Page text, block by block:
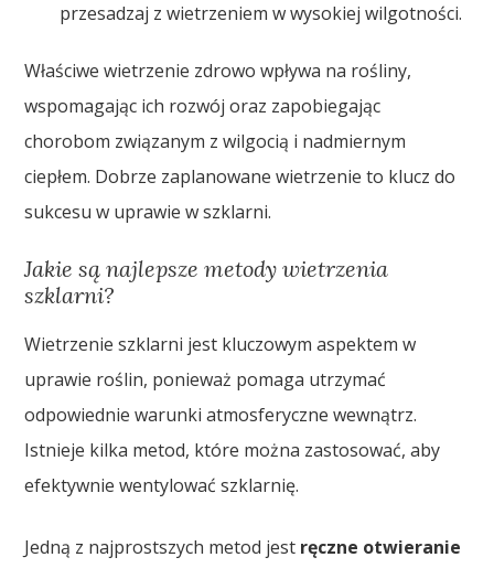
przesadzaj z wietrzeniem w wysokiej wilgotności.
Właściwe wietrzenie zdrowo wpływa na rośliny,
wspomagając ich rozwój oraz zapobiegając
chorobom związanym z wilgocią i nadmiernym
ciepłem. Dobrze zaplanowane wietrzenie to klucz do
sukcesu w uprawie w szklarni.
Jakie są najlepsze metody wietrzenia
szklarni?
Wietrzenie szklarni jest kluczowym aspektem w
uprawie roślin, ponieważ pomaga utrzymać
odpowiednie warunki atmosferyczne wewnątrz.
Istnieje kilka metod, które można zastosować, aby
efektywnie wentylować szklarnię.
Jedną z najprostszych metod jest ręczne otwieranie